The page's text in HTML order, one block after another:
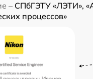
– СПбГЭТУ «ЛЭТИ»,
процессов»